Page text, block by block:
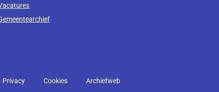
Privacy Cookies Archiefweb